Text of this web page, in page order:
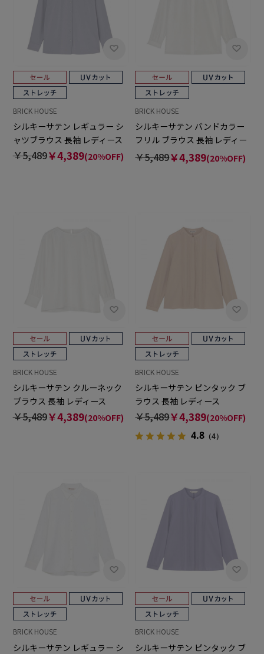
BRICK HOUSE
シルキーサテン レギュラー シ
ャツブラウス 長袖 レディース
￥5,489￥4,389(20%OFF)
BRICK HOUSE
シルキーサテン バンドカラー
フリル ブラウス 長袖 レディー
ス
￥5,489￥4,389(20%OFF)
BRICK HOUSE
シルキーサテン クルーネック
ブラウス 長袖 レディース
￥5,489￥4,389(20%OFF)
BRICK HOUSE
シルキーサテン ピンタック ブ
ラウス 長袖 レディース
￥5,489￥4,389(20%OFF)
4.8 （4）
BRICK HOUSE
シルキーサテン レギュラー シ
BRICK HOUSE
シルキーサテン ピンタック ブ